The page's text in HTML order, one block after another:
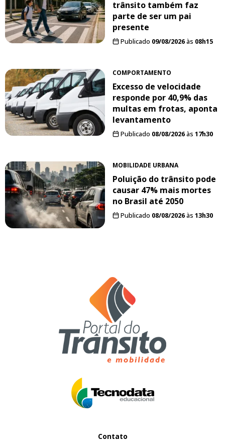
trânsito também faz
parte de ser um pai
presente
Publicado 09/08/2026às 08h15
COMPORTAMENTO
Excesso de velocidade
responde por 40,9% das
multas em frotas, aponta
levantamento
Publicado 08/08/2026às 17h30
MOBILIDADE URBANA
Poluição do trânsito pode
causar 47% mais mortes
no Brasil até 2050
Publicado 08/08/2026às 13h30
Contato